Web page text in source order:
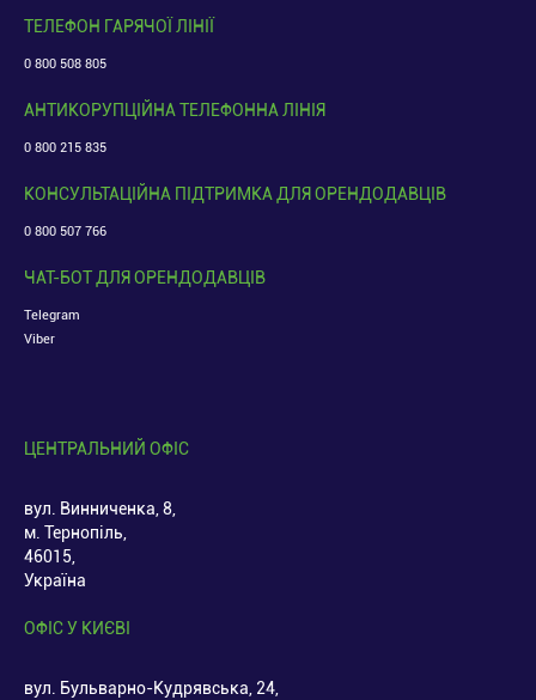
ТЕЛЕФОН ГАРЯЧОЇ ЛІНІЇ
0 800 508 805
АНТИКОРУПЦІЙНА ТЕЛЕФОННА ЛІНІЯ
0 800 215 835
КОНСУЛЬТАЦІЙНА ПІДТРИМКА ДЛЯ ОРЕНДОДАВЦІВ
0 800 507 766
ЧАТ-БОТ ДЛЯ ОРЕНДОДАВЦІВ
Telegram
Viber
ЦЕНТРАЛЬНИЙ ОФІС
вул. Винниченка, 8,
м. Тернопіль,
46015,
Україна
ОФІС У КИЄВІ
вул. Бульварно-Кудрявська, 24,